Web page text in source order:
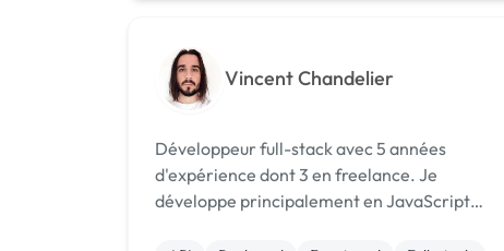
Vincent Chandelier
Développeur full-stack avec 5 années
d'expérience dont 3 en freelance. Je
développe principalement en JavaScript